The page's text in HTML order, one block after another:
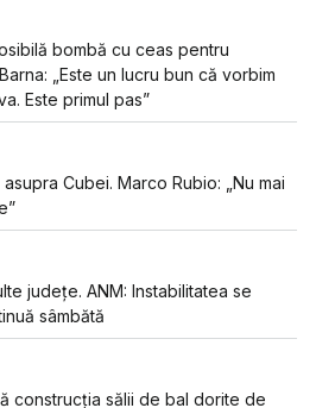
bombă cu ceas pentru
„Este un lucru bun că vorbim
Este primul pas”
Cubei. Marco Rubio: „Nu mai
județe. ANM: Instabilitatea se
sâmbătă
construcția sălii de bal dorite de